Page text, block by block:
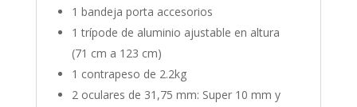
1 bandeja porta accesorios
1 trípode de aluminio ajustable en altura
(71 cm a 123 cm)
1 contrapeso de 2.2kg
2 oculares de 31,75 mm: Super 10 mm y